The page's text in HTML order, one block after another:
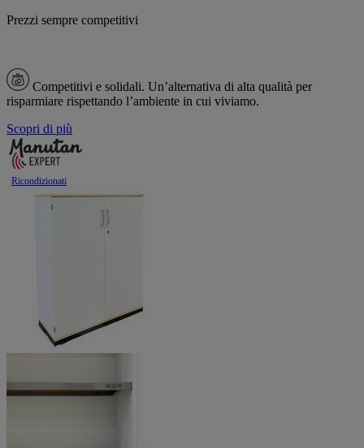
Prezzi sempre competitivi
Competitivi e solidali. Un’alternativa di alta qualità per
risparmiare rispettando l’ambiente in cui viviamo.
Scopri di più